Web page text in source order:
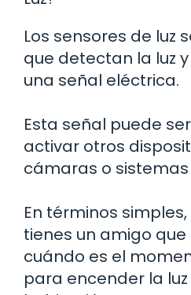
Los sensores de luz
que detectan la luz
una señal eléctrica.
Esta señal puede
activar otros
cámaras o
En términos
tienes un amigo
cuándo es el
para encender la